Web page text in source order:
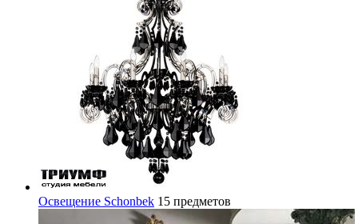
Освещение Schonbek 15 предметов